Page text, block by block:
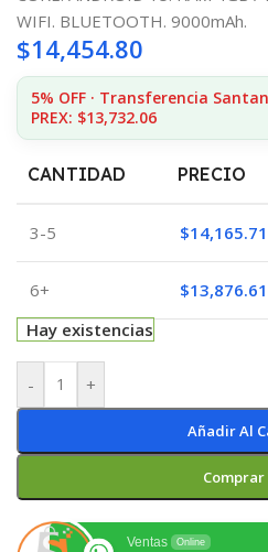
WIFI. BLUETOOTH. 9000mAh.
$14,454.80
5% OFF · Transferencia
PREX: $13,732.06
CANTIDAD PRECIO
3-5 $14,165.71
6+ $13,876.61
Hay existencias
- +
Añadir Al
Comprar
Ventas Online